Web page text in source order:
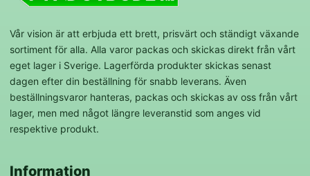
Vår vision är att erbjuda ett brett, prisvärt och ständigt växande
sortiment för alla. Alla varor packas och skickas direkt från vårt
eget lager i Sverige. Lagerförda produkter skickas senast
dagen efter din beställning för snabb leverans. Även
beställningsvaror hanteras, packas och skickas av oss från vårt
lager, men med något längre leveranstid som anges vid
respektive produkt.
Information